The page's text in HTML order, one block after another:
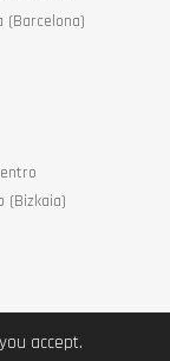
(Barcelona)
(Bizkaia)
accept.